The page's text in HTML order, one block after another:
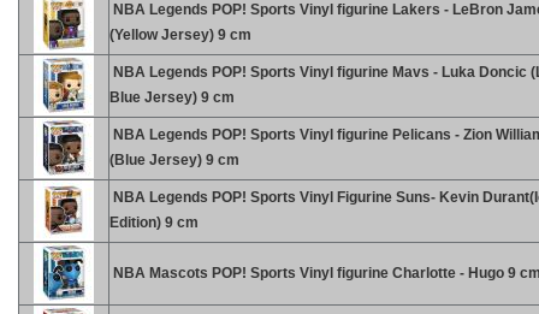
NBA Legends POP! Sports Vinyl figurine Lakers - LeBron
(Yellow Jersey) 9 cm
NBA Legends POP! Sports Vinyl figurine Mavs - Luka Doncic
Blue Jersey) 9 cm
NBA Legends POP! Sports Vinyl figurine Pelicans - Zion
(Blue Jersey) 9 cm
NBA Legends POP! Sports Vinyl Figurine Suns- Kevin
Edition) 9 cm
NBA Mascots POP! Sports Vinyl figurine Charlotte - Hugo 9